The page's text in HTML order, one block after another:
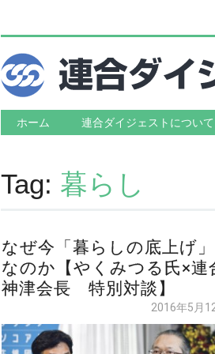
Main menu
Skip to content
ホーム 連合ダイジェストについて
Tag: 暮らし
なぜ今「暮らしの底上げ」
なのか【やくみつる氏×連
神津会長 特別対談】
2016年5月